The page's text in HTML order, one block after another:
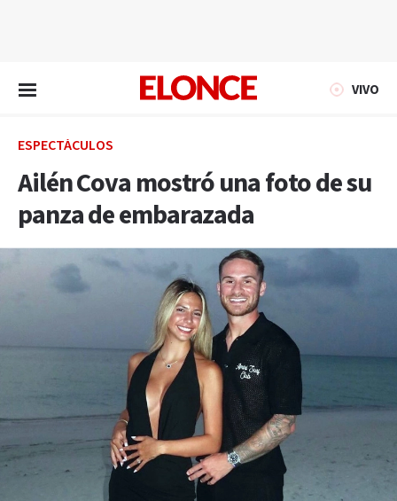
VIVO
ESPECTÁCULOS
Ailén Cova mostró una foto de su
panza de embarazada